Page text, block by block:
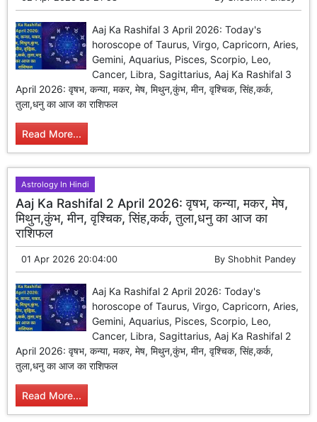
Aaj Ka Rashifal 3 April 2026: Today's
horoscope of Taurus, Virgo, Capricorn, Aries,
Gemini, Aquarius, Pisces, Scorpio, Leo,
Cancer, Libra, Sagittarius, Aaj Ka Rashifal 3
April 2026: वृषभ, कन्या, मकर, मेष, मिथुन,कुंभ, मीन, वृश्चिक, सिंह,कर्क,
तुला,धनु का आज का राशिफल
Read More...
Astrology In Hindi
Aaj Ka Rashifal 2 April 2026: वृषभ, कन्या, मकर, मेष,
मिथुन,कुंभ, मीन, वृश्चिक, सिंह,कर्क, तुला,धनु का आज का
राशिफल
01 Apr 2026 20:04:00 By Shobhit Pandey
Aaj Ka Rashifal 2 April 2026: Today's
horoscope of Taurus, Virgo, Capricorn, Aries,
Gemini, Aquarius, Pisces, Scorpio, Leo,
Cancer, Libra, Sagittarius, Aaj Ka Rashifal 2
April 2026: वृषभ, कन्या, मकर, मेष, मिथुन,कुंभ, मीन, वृश्चिक, सिंह,कर्क,
तुला,धनु का आज का राशिफल
Read More...